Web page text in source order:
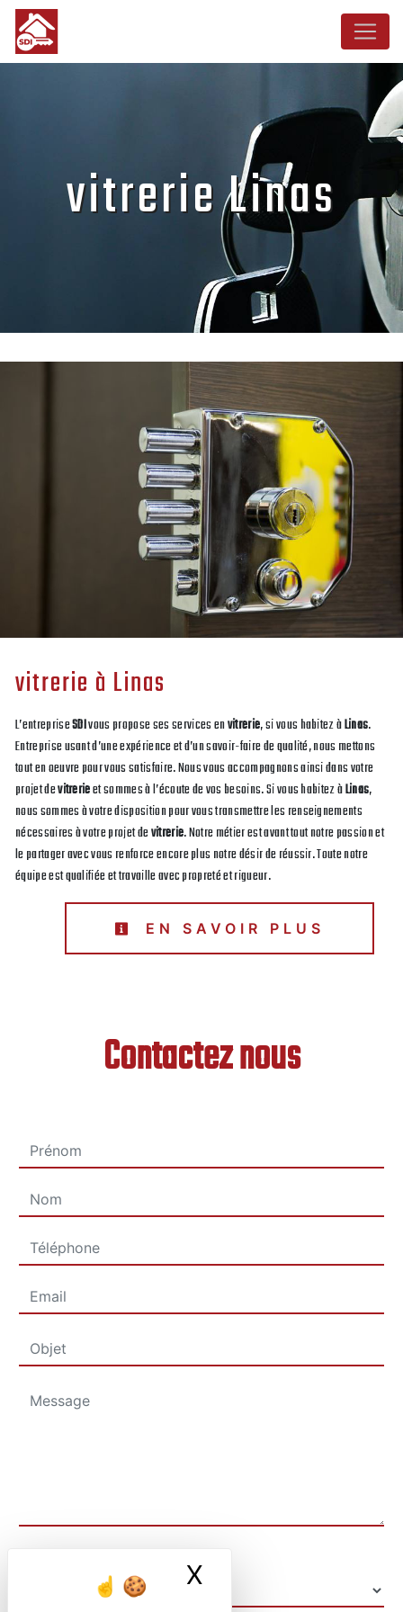
Panneau de gestion des cookies
X
vitrerie Linas
vitrerie à Linas
L’entrepriseSDIvous propose ses services envitrerie, si vous habitez àLinas.
Entreprise usant d’une expérience et d’un savoir-faire de qualité, nous mettons
tout en oeuvre pour vous satisfaire. Nous vous accompagnons ainsi dans votre
projet devitrerieet sommes à l’écoute de vos besoins. Si vous habitez àLinas,
nous sommes à votre disposition pour vous transmettre les renseignements
nécessaires à votre projet devitrerie. Notre métier est avant tout notre passion et
le partager avec vous renforce encore plus notre désir de réussir. Toute notre
équipe est qualifiée et travaille avec propreté et rigueur.
EN SAVOIR PLUS
Contactez nous